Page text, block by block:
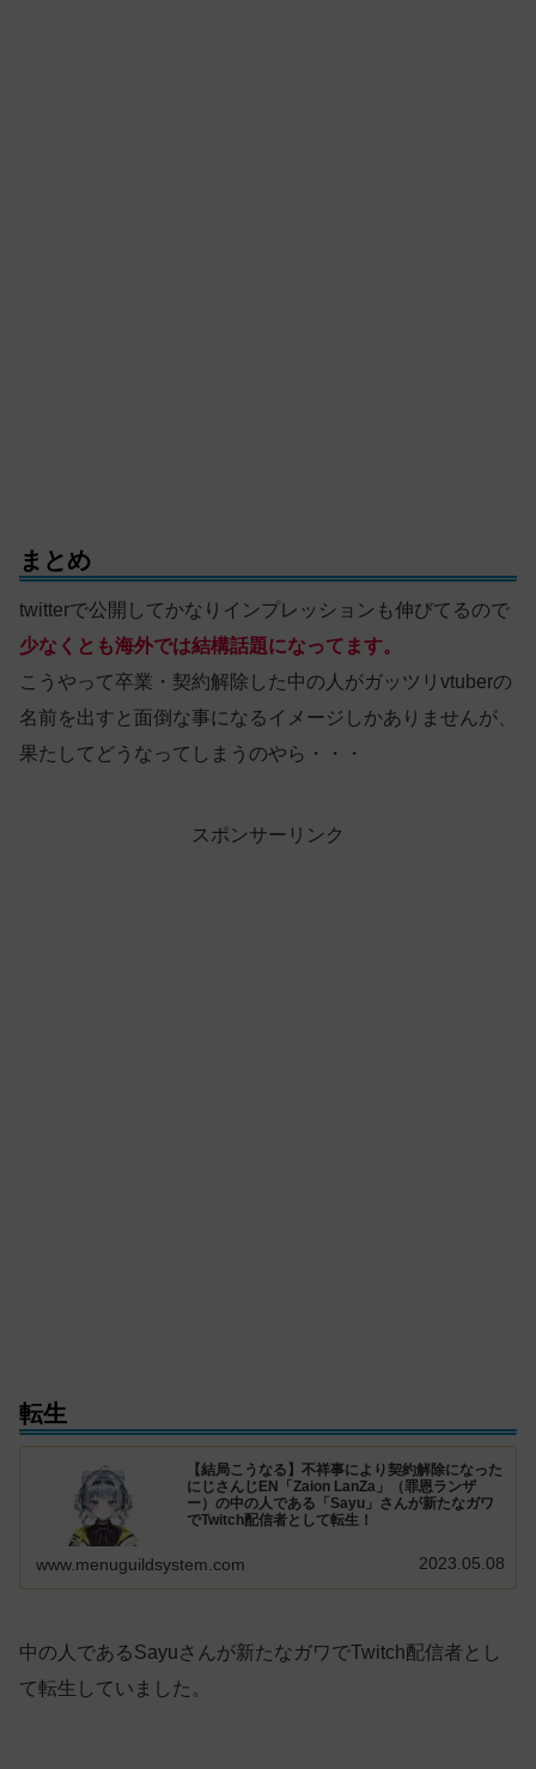
まとめ
twitterで公開してかなりインプレッションも伸びてるので
少なくとも海外では結構話題になってます。
こうやって卒業・契約解除した中の人がガッツリvtuberの
名前を出すと面倒な事になるイメージしかありませんが、
果たしてどうなってしまうのやら・・・
スポンサーリンク
転生
【結局こうなる】不祥事により契約解除になった
にじさんじEN「Zaion LanZa」（罪恩ランザ
ー）の中の人である「Sayu」さんが新たなガワ
でTwitch配信者として転生！
www.menuguildsystem.com 2023.05.08
中の人であるSayuさんが新たなガワでTwitch配信者とし
て転生していました。